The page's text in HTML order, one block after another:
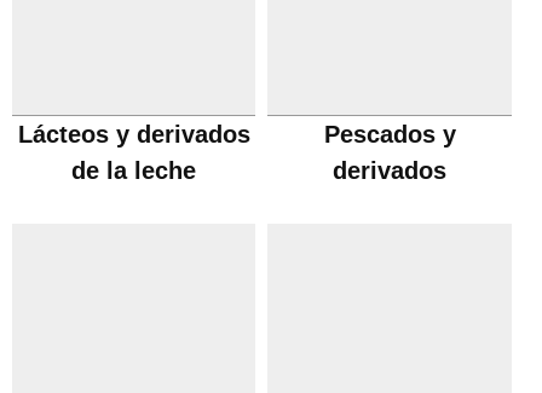
Lácteos y derivados
de la leche
Pescados y
derivados